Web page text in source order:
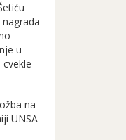
u
na
UNSA –